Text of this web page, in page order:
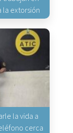
la extorsión
la vida a
cerca